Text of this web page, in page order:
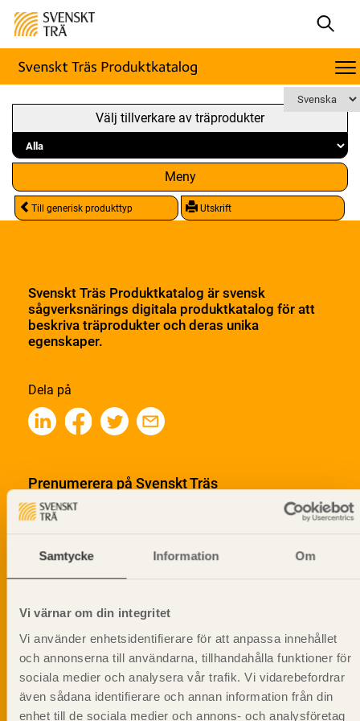
Samtycke Information Om
Vi värnar om din integritet
Vi använder enhetsidentifierare för att anpassa innehållet
och annonserna till användarna, tillhandahålla funktioner för
sociala medier och analysera vår trafik. Vi vidarebefordrar
även sådana identifierare och annan information från din
enhet till de sociala medier och annons- och analysföretag
Välj tillverkare av träprodukter
Meny
Till generisk produkttyp Utskrift
Svenskt Träs Produktkatalog är svensk
sågverksnärings digitala produktkatalog för att
beskriva träprodukter och deras unika
egenskaper.
Dela på
Prenumerera på Svenskt Träs
informationsutskick!